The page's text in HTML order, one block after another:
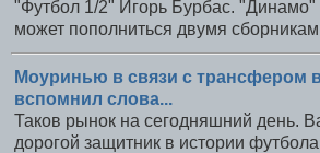
"Футбол 1/2" Игорь Бурбас.
может пополниться двумя
Моуринью в связи с трансфером
вспомнил слова...
Таков рынок на сегодняшний день.
дорогой защитник в истории